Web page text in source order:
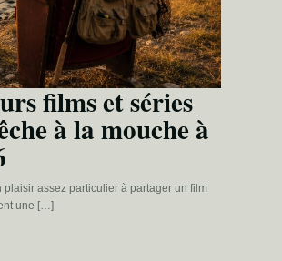
films et séries
à la mouche à
plaisir assez particulier à partager un film
une […]